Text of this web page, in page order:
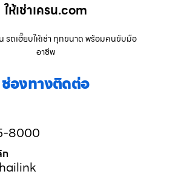
ให้เช่าเครน.com
รถเฮี๊ยบให้เช่า ทุกขนาด พร้อมคนขับมือ
อาชีพ
ช่องทางติดต่อ
8000
ก